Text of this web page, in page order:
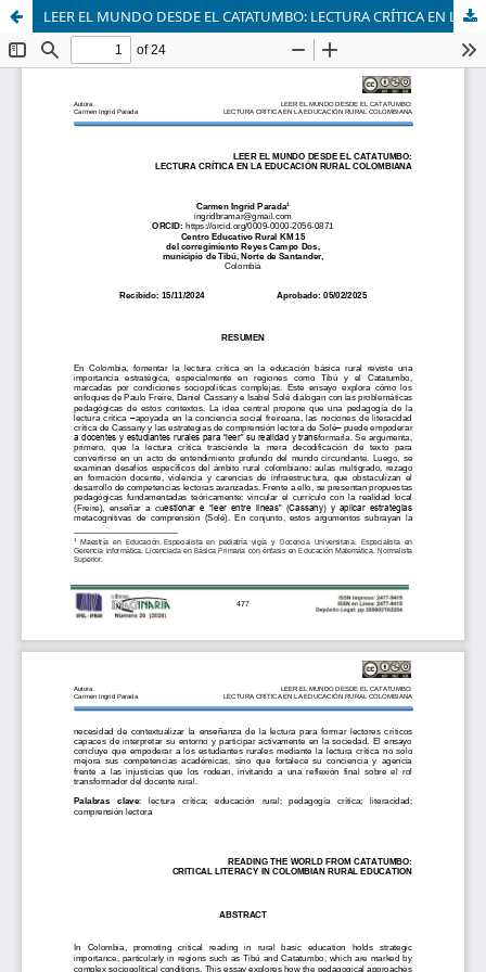
LEER EL MUNDO DESDE EL CATATUMBO: LECTURA CRÍTICA EN LA EDUCACIÓN RURAL COLOMBIANA